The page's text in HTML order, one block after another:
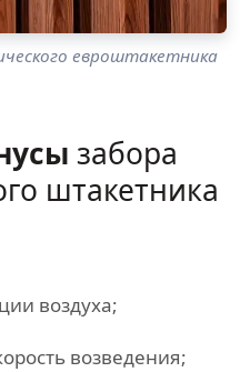
евроштакетника
забора
штакетника
воздуха;
возведения;